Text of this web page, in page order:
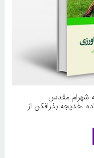
شهرام مقدس
.خدیجه بذرافکن از